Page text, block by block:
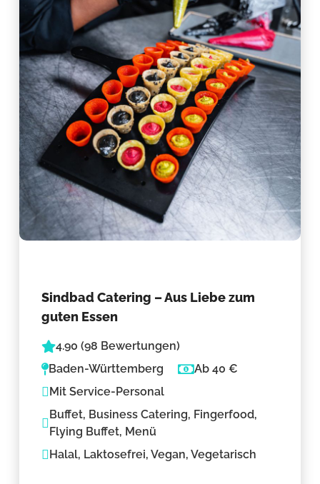
Sindbad Catering – Aus Liebe zum
guten Essen
4.90 (98 Bewertungen)
Baden-Württemberg
Ab 40 €
Mit Service-Personal
Buffet, Business Catering, Fingerfood,
Flying Buffet, Menü
Halal, Laktosefrei, Vegan, Vegetarisch